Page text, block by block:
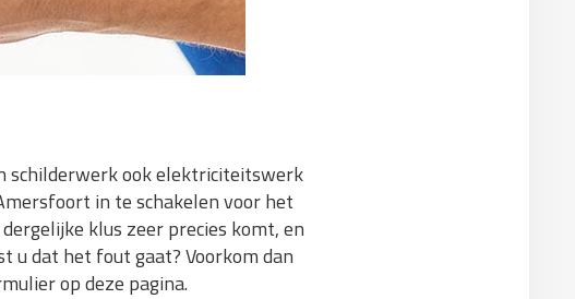
schilderwerk ook elektriciteitswerk
in te schakelen voor het
klus zeer precies komt, en
u dat het fout gaat? Voorkom dan
op deze pagina.